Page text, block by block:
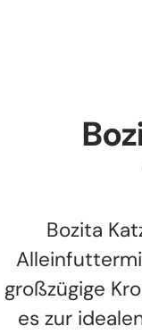
Bozita
großzügige
es zur